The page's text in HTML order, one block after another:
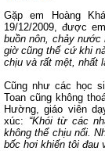
Gặp em Hoàng
19/12/2009, được
buồn nôn, chảy
giờ cũng thế cứ khi
chịu và rất mệt, nhất
Cũng như các học
Toan cũng không
Hường, giáo viên
xúc: “Khói từ các
không thể chịu nổi.
bốc hơi khiến tôi đau